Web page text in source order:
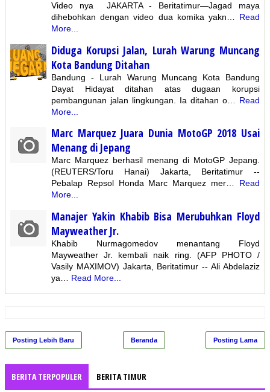
Video nya JAKARTA - Beritatimur—Jagad maya
dihebohkan dengan video dua komika yakn… Read
More...
Diduga Korupsi Jalan, Lurah Warung Muncang
Kota Bandung Ditahan
Bandung - Lurah Warung Muncang Kota Bandung
Dayat Hidayat ditahan atas dugaan korupsi
pembangunan jalan lingkungan. Ia ditahan o…
Read
More...
Marc Marquez Juara Dunia MotoGP 2018 Usai
Menang di Jepang
Marc Marquez berhasil menang di MotoGP Jepang.
(REUTERS/Toru Hanai) Jakarta, Beritatimur --
Pebalap Repsol Honda Marc Marquez mer…
Read
More...
Manajer Yakin Khabib Bisa Merubuhkan Floyd
Mayweather Jr.
Khabib Nurmagomedov menantang Floyd
Mayweather Jr. kembali naik ring. (AFP PHOTO /
Vasily MAXIMOV) Jakarta, Beritatimur -- Ali Abdelaziz
ya…
Read More...
Posting Lebih Baru Posting Lama
Beranda
BERITA TERPOPULER BERITA TIMUR